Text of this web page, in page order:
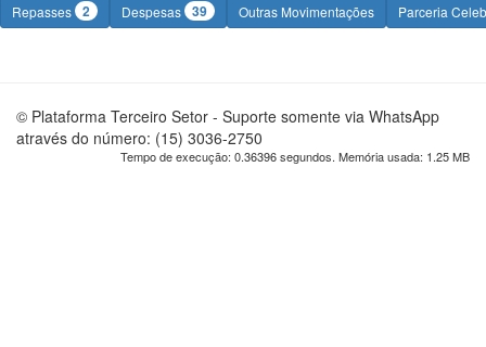
Repasses 2 Despesas 39 Outras Movimentações Parceria
© Plataforma Terceiro Setor - Suporte somente via WhatsApp
através do número: (15) 3036-2750
Tempo de execução: 0.36396 segundos. Memória usada: 1.25 MB